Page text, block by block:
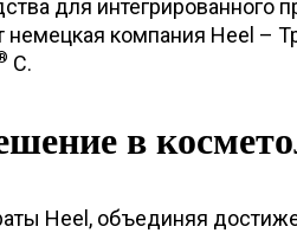
для интегрированного
немецкая компания Heel –
С.
в
Heel, объединяя